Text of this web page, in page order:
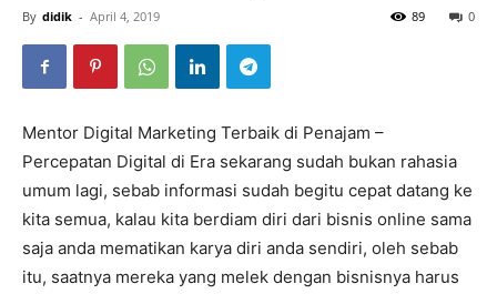
By didik - April 4, 2019 0
89
Mentor Digital Marketing Terbaik di Penajam –
Percepatan Digital di Era sekarang sudah bukan rahasia
umum lagi, sebab informasi sudah begitu cepat datang ke
kita semua, kalau kita berdiam diri dari bisnis online sama
saja anda mematikan karya diri anda sendiri, oleh sebab
itu, saatnya mereka yang melek dengan bisnisnya harus